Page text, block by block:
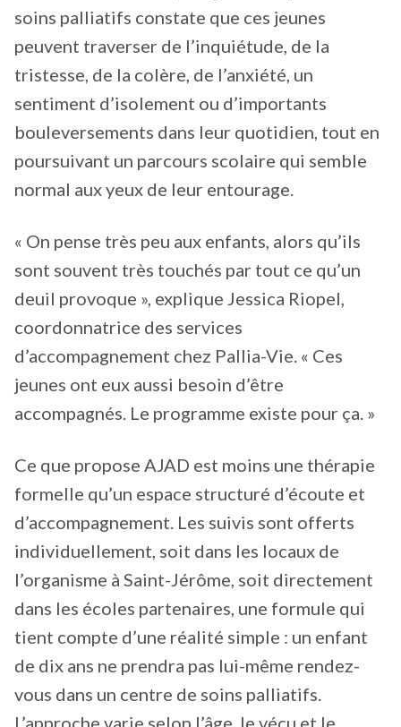
soins palliatifs constate que ces jeunes
peuvent traverser de l’inquiétude, de la
tristesse, de la colère, de l’anxiété, un
sentiment d’isolement ou d’importants
bouleversements dans leur quotidien, tout en
poursuivant un parcours scolaire qui semble
normal aux yeux de leur entourage.
« On pense très peu aux enfants, alors qu’ils
sont souvent très touchés par tout ce qu’un
deuil provoque », explique Jessica Riopel,
coordonnatrice des services
d’accompagnement chez Pallia-Vie. « Ces
jeunes ont eux aussi besoin d’être
accompagnés. Le programme existe pour ça. »
Ce que propose AJAD est moins une thérapie
formelle qu’un espace structuré d’écoute et
d’accompagnement. Les suivis sont offerts
individuellement, soit dans les locaux de
l’organisme à Saint-Jérôme, soit directement
dans les écoles partenaires, une formule qui
tient compte d’une réalité simple : un enfant
de dix ans ne prendra pas lui-même rendez-
vous dans un centre de soins palliatifs.
L’approche varie selon l’âge, le vécu et le